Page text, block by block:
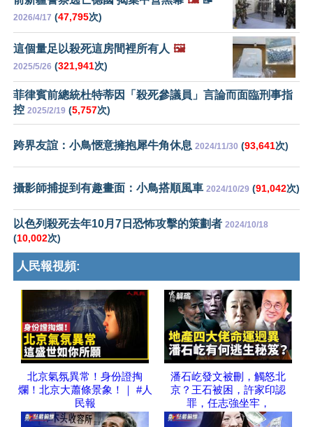
2026/4/17 (47,795次)
這個量足以殺死這房間裡所有人 🖼️
2025/5/26 (321,941次)
菲律賓前總統杜特蒂因「殺死參議員」言論而面臨刑事指
控 2025/2/19 (5,757次)
跨界友誼：小鳥愜意擁抱犀牛角休息 2024/11/30 (93,641次)
攝影師捕捉到有趣畫面：小鳥搭順風車 2024/10/29 (91,042次)
以色列殺死去年10月7日恐怖攻擊的策劃者 2024/10/18
(10,002次)
人民報視頻:
北京氣氛異常！身份證掏
爛！北京大蕭條景象！｜ #人
民報
潘石屹發文被刪，觸怒北
京？王石被困，許家印認
罪，任志強坐牢，